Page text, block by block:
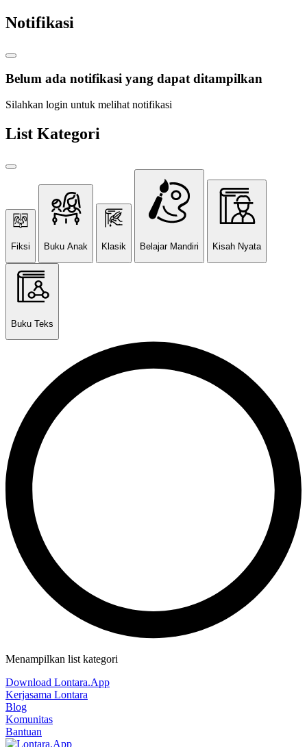
Notifikasi
Belum ada notifikasi yang dapat ditampilkan
Silahkan login untuk melihat notifikasi
List Kategori
Fiksi Buku Anak Klasik Belajar Mandiri Kisah Nyata
Buku Teks
Menampilkan list kategori
Download Lontara.App
Kerjasama Lontara
Blog
Komunitas
Bantuan